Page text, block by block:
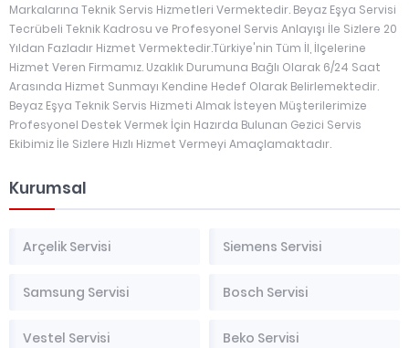
Markalarına Teknik Servis Hizmetleri Vermektedir. Beyaz Eşya Servisi
Tecrübeli Teknik Kadrosu ve Profesyonel Servis Anlayışı İle Sizlere 20
Yıldan Fazladır Hizmet Vermektedir.Türkiye'nin Tüm İl, İlçelerine
Hizmet Veren Firmamız. Uzaklık Durumuna Bağlı Olarak 6/24 Saat
Arasında Hizmet Sunmayı Kendine Hedef Olarak Belirlemektedir.
Beyaz Eşya Teknik Servis Hizmeti Almak İsteyen Müşterilerimize
Profesyonel Destek Vermek İçin Hazırda Bulunan Gezici Servis
Ekibimiz İle Sizlere Hızlı Hizmet Vermeyi Amaçlamaktadır.
Kurumsal
Arçelik Servisi Siemens Servisi
Samsung Servisi Bosch Servisi
Vestel Servisi Beko Servisi